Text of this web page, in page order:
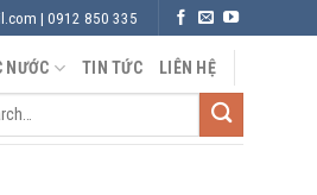
| 0912 850 335
NƯỚC TIN TỨC LIÊN HỆ